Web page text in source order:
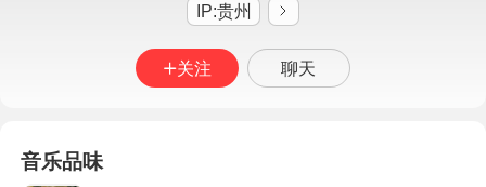
IP:贵州
关注 聊天
音乐品味